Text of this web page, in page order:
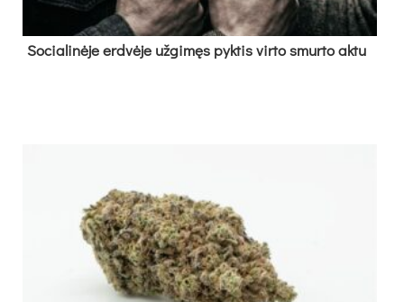
So­cia­li­nė­je erd­vė­je už­gi­męs pyk­tis vir­to smur­to ak­tu